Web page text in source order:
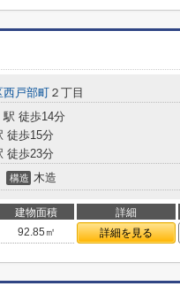
西戸部町 ２丁目
駅 徒歩14分
徒歩15分
徒歩23分
構造 木造
建物面積 詳細
92.85㎡ 詳細を見る